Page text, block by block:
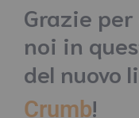
Grazie
noi in
del nuovo
Crumb!